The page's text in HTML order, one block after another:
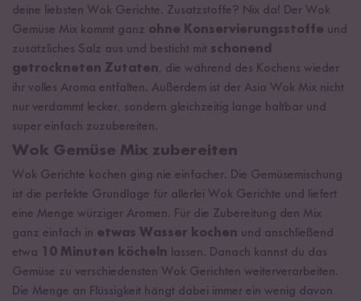
deine liebsten Wok Gerichte. Zusatzstoffe? Nix da! Der Wok
Gemüse Mix kommt ganz ohne Konservierungsstoffe und
zusätzliches Salz aus und besticht mit schonend
getrockneten Zutaten, die während des Kochens wieder
ihr volles Aroma entfalten. Außerdem ist der Asia Wok Mix nicht
nur verdammt lecker, sondern gleichzeitig lange haltbar und
super einfach zuzubereiten.
Wok Gemüse Mix zubereiten
Wok Gerichte kochen ging nie einfacher. Die Gemüsemischung
ist die perfekte Grundlage für allerlei Wok Gerichte und liefert
eine Menge würziger Aromen. Für die Zubereitung den Mix
ganz einfach in etwas Wasser kochen und anschließend
etwa 10 Minuten köcheln lassen. Danach kannst du das
Gemüse zu verschiedensten Wok Gerichten weiterverarbeiten.
Die Menge an Flüssigkeit hängt dabei immer ein wenig davon